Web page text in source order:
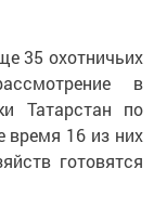
35 охотничьих
в
Татарстан по
время 16 из них
готовятся